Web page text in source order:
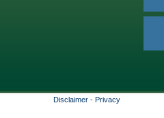
Disclaimer - Privacy